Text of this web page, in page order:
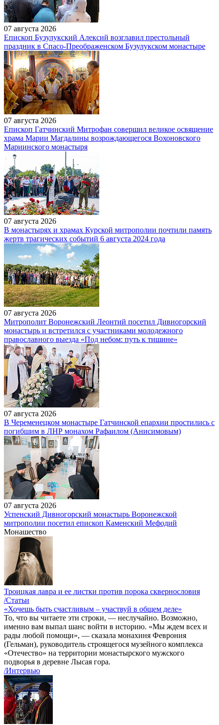
07 августа 2026
Епископ Бузулукский Алексий возглавил престольный
праздник в Спасо-Преображенском Бузулукском монастыре
07 августа 2026
Епископ Гатчинский Митрофан совершил великое освящение
храма Марии Магдалины возрождающегося Вохоновского
Мариинского монастыря
07 августа 2026
В монастырях и храмах Курской митрополии почтили память
жертв трагических событий 6 августа 2024 года
07 августа 2026
Митрополит Воронежский Леонтий посетил Дивногорский
монастырь и встретился с участниками молодежного
православного выезда «Под небом: путь к тишине»
07 августа 2026
В Череменецком монастыре Гатчинской епархии простились с
погибшим в ЛНР монахом Рафаилом (Анисимовым)
07 августа 2026
Успенский Дивногорский монастырь Воронежской
митрополии посетил епископ Каменский Мефодий
Монашество
Троицкая лавра и ее листки против порока сквернословия
/Статьи
«Хочешь быть счастливым – участвуй в общем деле»
То, что вы читаете эти строки, — неслучайно. Возможно,
именно вам выпал шанс войти в историю. «Мы ждем всех и
рады любой помощи», — сказала монахиня Феврония
(Гельман), руководитель строящегося музейного комплекса
«Отечество» на территории монастырского мужского
подворья в деревне Лысая гора.
/Интервью